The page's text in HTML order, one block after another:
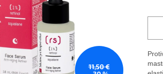
11,50 €